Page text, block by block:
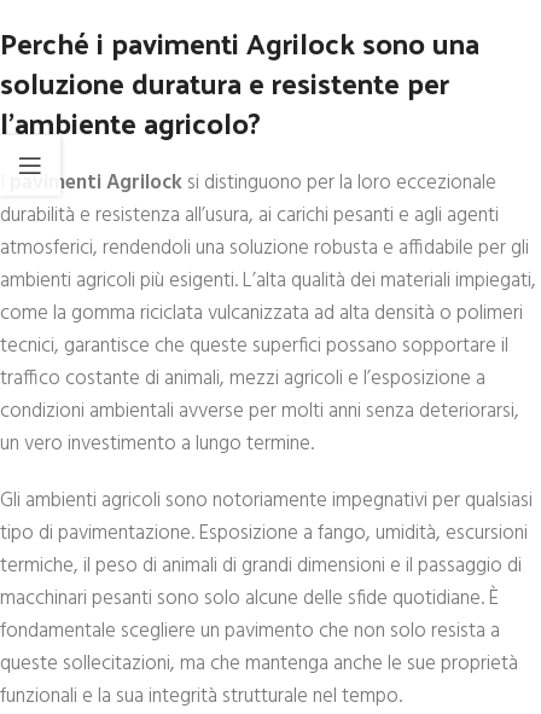
Perché i pavimenti Agrilock sono una
soluzione duratura e resistente per
l’ambiente agricolo?
pavimenti Agrilocksi distinguono per la loro eccezionale
durabilità e resistenza all’usura, ai carichi pesanti e agli agenti
atmosferici, rendendoli una soluzione robusta e affidabile per gli
ambienti agricoli più esigenti. L’alta qualità dei materiali impiegati,
come la gomma riciclata vulcanizzata ad alta densità o polimeri
tecnici, garantisce che queste superfici possano sopportare il
traffico costante di animali, mezzi agricoli e l’esposizione a
condizioni ambientali avverse per molti anni senza deteriorarsi,
un vero investimento a lungo termine.
Gli ambienti agricoli sono notoriamente impegnativi per qualsiasi
tipo di pavimentazione. Esposizione a fango, umidità, escursioni
termiche, il peso di animali di grandi dimensioni e il passaggio di
macchinari pesanti sono solo alcune delle sfide quotidiane. È
fondamentale scegliere un pavimento che non solo resista a
queste sollecitazioni, ma che mantenga anche le sue proprietà
funzionali e la sua integrità strutturale nel tempo.